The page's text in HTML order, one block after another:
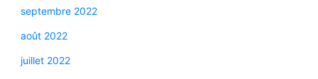
septembre 2022
août 2022
juillet 2022